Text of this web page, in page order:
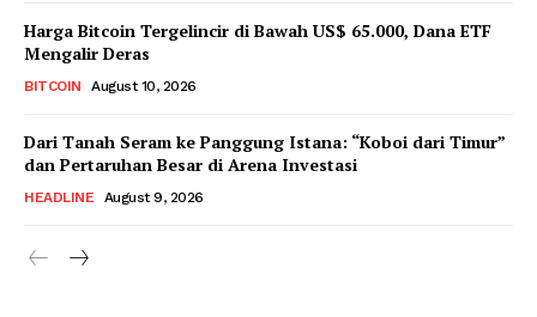
Harga Bitcoin Tergelincir di Bawah US$ 65.000, Dana ETF
Mengalir Deras
BITCOIN August 10, 2026
Dari Tanah Seram ke Panggung Istana: “Koboi dari Timur”
dan Pertaruhan Besar di Arena Investasi
HEADLINE August 9, 2026